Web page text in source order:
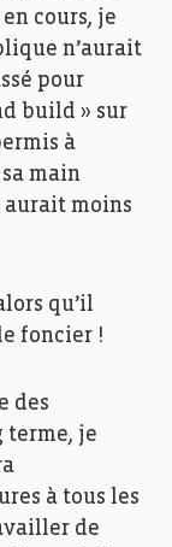
cours, je
n’aurait
pour
build » sur
à
main
aurait moins
qu’il
foncier !
des
terme, je
à tous les
de